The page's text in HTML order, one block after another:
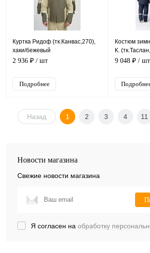
Куртка Ридоф (тк.Канвас,270),
хаки/бежевый
2 936 ₽ / шт
Подробнее
Костюм
К.
васильковый
9 048 ₽ / шт
Назад 1 2 3 4 11
Новости магазина
Свежие новости магазина
Я согласен на обработку